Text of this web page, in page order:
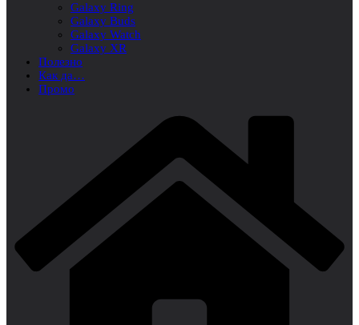
Galaxy Ring
Galaxy Buds
Galaxy Watch
Galaxy XR
Полезно
Как да…
Промо